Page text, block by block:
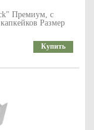
Премиум, с
Размер
Купить